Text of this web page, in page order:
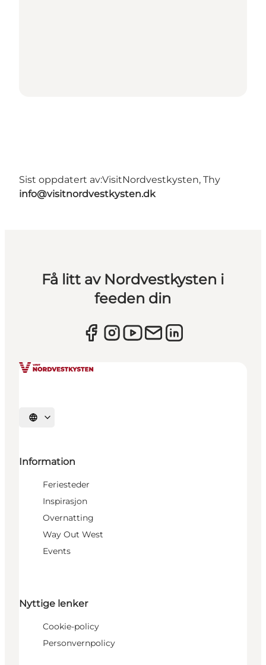
Sist oppdatert av:VisitNordvestkysten, Thy
info@visitnordvestkysten.dk
Få litt av Nordvestkysten i
feeden din
Velg språk
Information
Feriesteder
Inspirasjon
Overnatting
Way Out West
Events
Nyttige lenker
Cookie-policy
Personvernpolicy